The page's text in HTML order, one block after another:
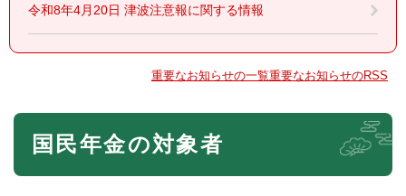
令和8年4月20日 津波注意報に関する情報
重要なお知らせの一覧重要なお知らせのRSS
本
国民年金の対象者